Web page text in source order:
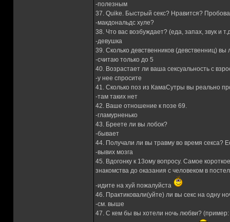
-полезным
37. Quike. Быстрый секс? Нравится?
-макдональдс хуле?
38. Что вас возбуждает? (еда, запах, звук и
-девушка
39. Сколько девственников (девственниц)
-считаю только до 5
40. Возрастает ли ваша сексуальность с
-у нее спросите
41. Сколько поз из КамаСутры вы реально
-там таких нет
42. Ваше отношение к позе 69.
-гламурненько
43. Бреете ли вы лобок?
-бывает
44. Получали ли вы травму во время секса?
-вывих мозга
45. Вдогонку к 13ому вопросу. Самое
знакомства до оказания с человеком в
-идите на хуй пожалуйста
46. Практиковали(уйте) ли вы секс на одну
-см. выше
47. С кем бы вы хотели ночь любви?